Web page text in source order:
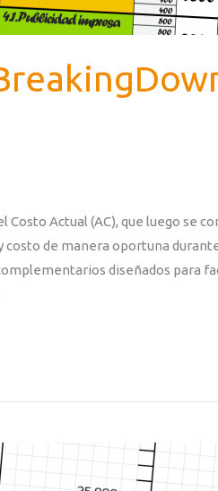
Actual (AC), que luego se
de manera oportuna
diseñados para